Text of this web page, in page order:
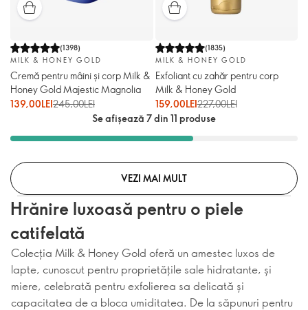
(1398)
MILK & HONEY GOLD
Cremă pentru mâini și corp Milk &
Honey Gold Majestic Magnolia
139,00LEI245,00LEI
(1835)
MILK & HONEY GOLD
Exfoliant cu zahăr pentru corp
Milk & Honey Gold
159,00LEI227,00LEI
Se afișează 7 din 11 produse
VEZI MAI MULT
Hrănire luxoasă pentru o piele
catifelată
Colecția Milk & Honey Gold oferă un amestec luxos de
lapte, cunoscut pentru proprietățile sale hidratante, și
miere, celebrată pentru exfolierea sa delicată și
capacitatea de a bloca umiditatea. De la săpunuri pentru